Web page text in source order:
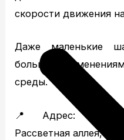
скорости движения
Даже маленькие
большим
среды.
📍 Адрес: г.
Рассветная аллея, д. 5А